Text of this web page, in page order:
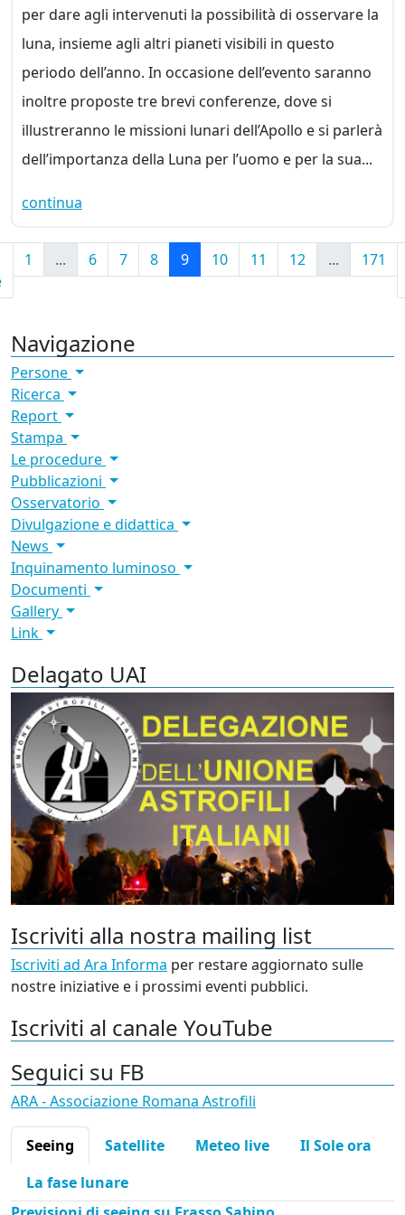
per dare agli intervenuti la possibilità di osservare la
luna, insieme agli altri pianeti visibili in questo
periodo dell’anno. In occasione dell’evento saranno
inoltre proposte tre brevi conferenze, dove si
illustreranno le missioni lunari dell’Apollo e si parlerà
dell’importanza della Luna per l’uomo e per la sua...
continua
1 ... 6 7 8 9 10 11 12 ... 171
Navigazione
Persone
Ricerca
Report
Stampa
Le procedure
Pubblicazioni
Osservatorio
Divulgazione e didattica
News
Inquinamento luminoso
Documenti
Gallery
Link
Delagato UAI
Iscriviti alla nostra mailing list
Iscriviti ad Ara Informa per restare aggiornato sulle
nostre iniziative e i prossimi eventi pubblici.
Iscriviti al canale YouTube
Seguici su FB
ARA - Associazione Romana Astrofili
Seeing Satellite Meteo live
Il Sole ora
La fase lunare